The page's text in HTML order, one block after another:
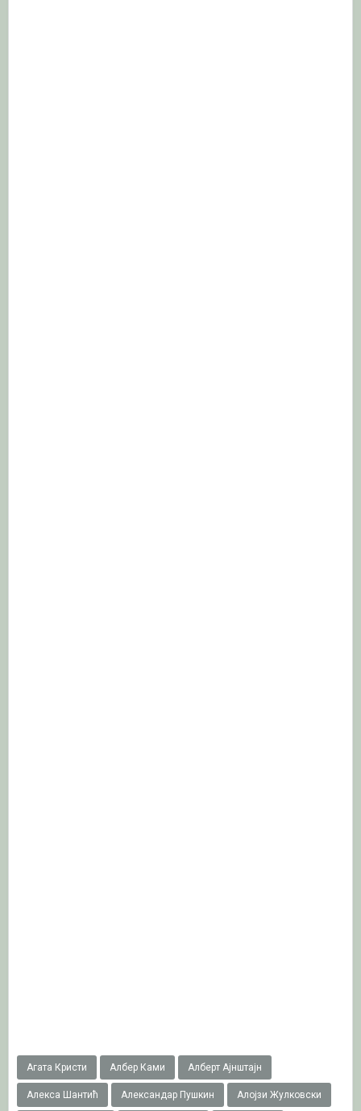
Агата Кристи Албер Ками Алберт Ајнштајн
Алекса Шантић Александар Пушкин Алојзи Жулковски